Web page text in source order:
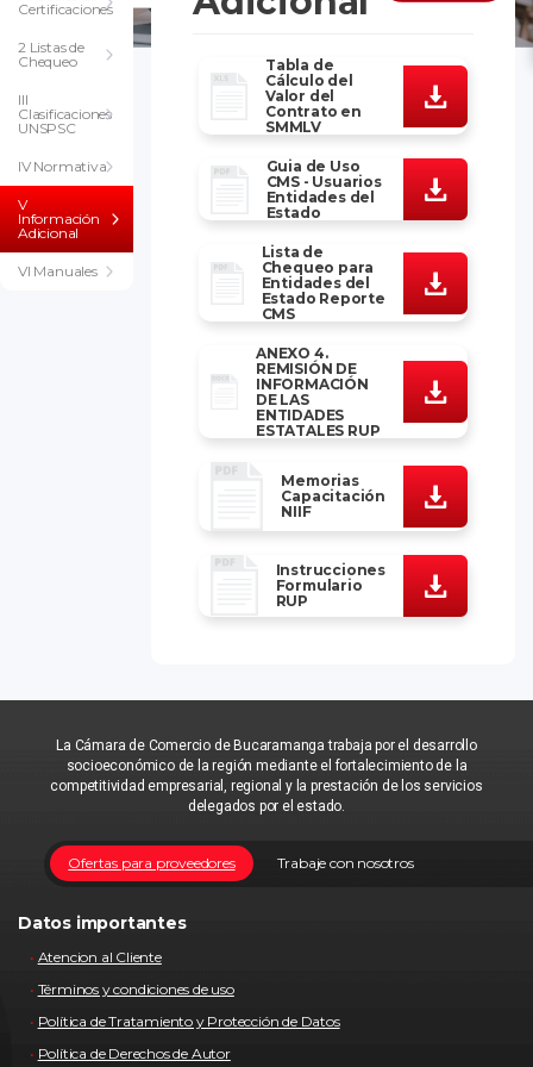
Certificaciones
2 Listas de
Chequeo
III
Clasificaciones
UNSPSC
IV Normativa
V
Información
Adicional
VI Manuales
Tabla de
Cálculo del
Valor del
Contrato en
SMMLV
Guia de Uso
CMS - Usuarios
Entidades del
Estado
Lista de
Chequeo para
Entidades del
Estado Reporte
CMS
ANEXO 4.
REMISIÓN DE
INFORMACIÓN
DE LAS
ENTIDADES
ESTATALES RUP
Memorias
Capacitación
NIIF
Instrucciones
Formulario
RUP
La Cámara de Comercio de Bucaramanga trabaja por el desarrollo
socioeconómico de la región mediante el fortalecimiento de la
competitividad empresarial, regional y la prestación de los servicios
delegados por el estado.
Trabaje con nosotros
Ofertas para proveedores
Datos importantes
Atencion al Cliente
Términos y condiciones de uso
Política de Tratamiento y Protección de Datos
Política de Derechos de Autor